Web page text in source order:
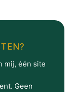
mij, één site
Geen